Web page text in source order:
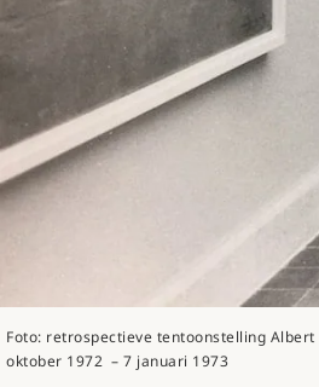
Foto: retrospectieve tentoonstelling Albert
oktober 1972 – 7 januari 1973